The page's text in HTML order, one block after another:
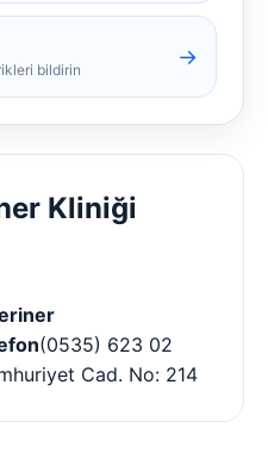
bildirin
→
Kliniği
(0535) 623 02
Cad. No: 214